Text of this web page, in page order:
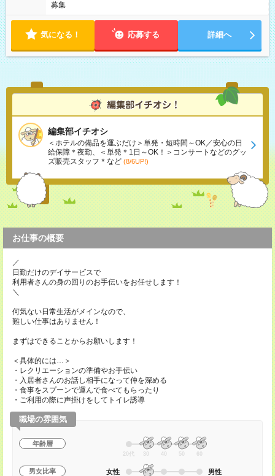
募集
気になる！ 応募する 詳細へ
編集部イチオシ
＜ホテルの備品を運ぶだけ＞単発・短時間～OK／安心の日
給保障＊夜勤、＜単発＊1日～OK！＞コンサートなどのグッ
ズ販売スタッフ＊など (8/6UP!)
お仕事の概要
／
日勤だけのデイサービスで
利用者さんの身の回りのお手伝いをお任せします！
＼
何気ない日常生活がメインなので、
難しい仕事はありません！
まずはできることからお願いします！
＜具体的には…＞
・レクリエーションの準備やお手伝い
・入居者さんのお話し相手になって仲を深める
・食事をスプーンで運んで食べてもらったり
・ご利用の際に声掛けをしてトイレ誘導
職場の雰囲気
年齢層
20代 30 40 50 60
男女比率 女性 男性